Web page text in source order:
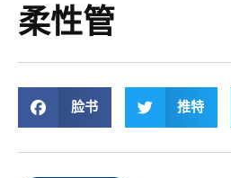
柔性管
脸书 推特